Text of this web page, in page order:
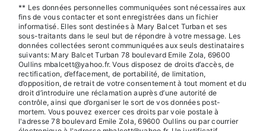
** Les données personnelles communiquées sont nécessaires aux
fins de vous contacter et sont enregistrées dans un fichier
informatisé. Elles sont destinées à Mary Balcet Turban et ses
sous-traitants dans le seul but de répondre à votre message. Les
données collectées seront communiquées aux seuls destinataires
suivants: Mary Balcet Turban 78 boulevard Emile Zola, 69600
Oullins mbalcett@yahoo.fr. Vous disposez de droits d’accès, de
rectification, d’effacement, de portabilité, de limitation,
d’opposition, de retrait de votre consentement à tout moment et du
droit d’introduire une réclamation auprès d’une autorité de
contrôle, ainsi que d’organiser le sort de vos données post-
mortem. Vous pouvez exercer ces droits par voie postale à
l'adresse 78 boulevard Emile Zola, 69600 Oullins ou par courrier